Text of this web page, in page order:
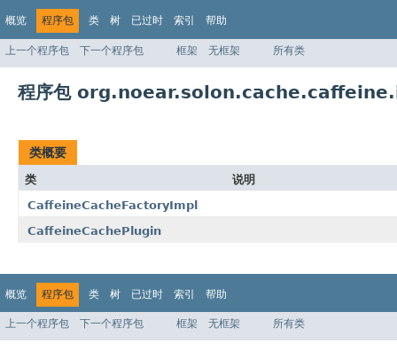
概览 程序包 类 树 已过时 索引 帮助
上一个程序包 下一个程序包 框架 无框架 所有类
程序包
类概要
类
说明
CaffeineCacheFactoryImpl
CaffeineCachePlugin
概览 程序包 类 树 已过时 索引 帮助
上一个程序包 下一个程序包 框架 无框架 所有类